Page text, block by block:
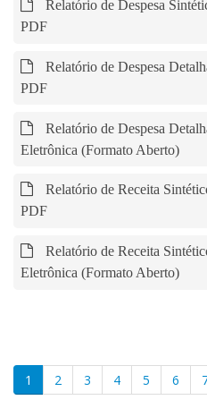
Relatório de Despesa
PDF
Relatório de Despesa
PDF
Relatório de Despesa
Eletrônica (Formato Aberto)
Relatório de Receita
PDF
Relatório de Receita
Eletrônica (Formato Aberto)
Página
atual
1 Página
2 Página
3 Página
4 Página
5 6